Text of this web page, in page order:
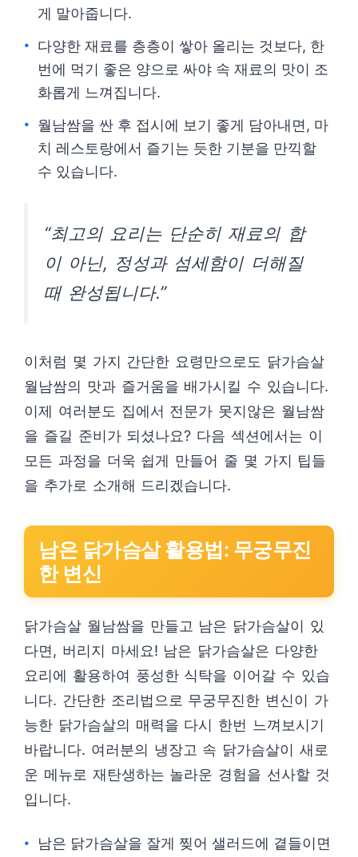
게 말아줍니다.
다양한 재료를 층층이 쌓아 올리는 것보다, 한
번에 먹기 좋은 양으로 싸야 속 재료의 맛이 조
화롭게 느껴집니다.
월남쌈을 싼 후 접시에 보기 좋게 담아내면, 마
치 레스토랑에서 즐기는 듯한 기분을 만끽할
수 있습니다.
“최고의 요리는 단순히 재료의 합
이 아닌, 정성과 섬세함이 더해질
때 완성됩니다.”
이처럼 몇 가지 간단한 요령만으로도 닭가슴살
월남쌈의 맛과 즐거움을 배가시킬 수 있습니다.
이제 여러분도 집에서 전문가 못지않은 월남쌈
을 즐길 준비가 되셨나요? 다음 섹션에서는 이
모든 과정을 더욱 쉽게 만들어 줄 몇 가지 팁들
을 추가로 소개해 드리겠습니다.
남은 닭가슴살 활용법: 무궁무진
한 변신
닭가슴살 월남쌈을 만들고 남은 닭가슴살이 있
다면, 버리지 마세요! 남은 닭가슴살은 다양한
요리에 활용하여 풍성한 식탁을 이어갈 수 있습
니다. 간단한 조리법으로 무궁무진한 변신이 가
능한 닭가슴살의 매력을 다시 한번 느껴보시기
바랍니다. 여러분의 냉장고 속 닭가슴살이 새로
운 메뉴로 재탄생하는 놀라운 경험을 선사할 것
입니다.
남은 닭가슴살을 잘게 찢어 샐러드에 곁들이면